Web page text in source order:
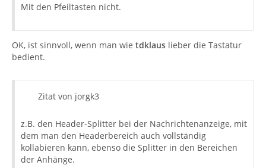
Mit den Pfeiltasten nicht.
OK, ist sinnvoll, wenn man wie tdklaus lieber die Tastatur
bedient.
Zitat von jorgk3
z.B. den Header-Splitter bei der Nachrichtenanzeige, mit
dem man den Headerbereich auch vollständig
kollabieren kann, ebenso die Splitter in den Bereichen
der Anhänge.